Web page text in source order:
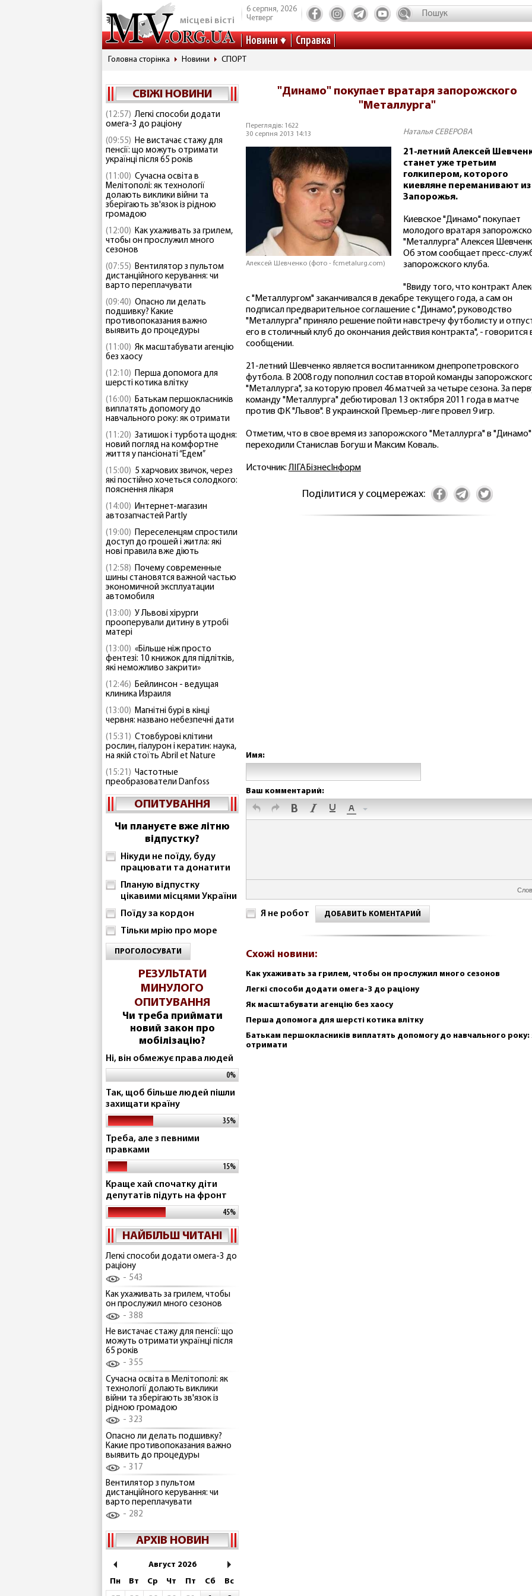
місцеві вісті
6 серпня, 2026
Четверг
Новини Справка
Головна сторінка Новини СПОРТ
СВІЖІ НОВИНИ
(12:57) Легкі способи додати
омега-3 до раціону
(09:55) Не вистачає стажу для
пенсії: що можуть отримати
українці після 65 років
(11:00) Сучасна освіта в
Мелітополі: як технології
долають виклики війни та
зберігають зв'язок із рідною
громадою
(12:00) Как ухаживать за грилем,
чтобы он прослужил много
сезонов
(07:55) Вентилятор з пультом
дистанційного керування: чи
варто переплачувати
(09:40) Опасно ли делать
подшивку? Какие
противопоказания важно
выявить до процедуры
(11:00) Як масштабувати агенцію
без хаосу
(12:10) Перша допомога для
шерсті котика влітку
(16:00) Батькам першокласників
виплатять допомогу до
навчального року: як отримати
(11:20) Затишок і турбота щодня:
новий погляд на комфортне
життя у пансіонаті “Едем”
(15:00) 5 харчових звичок, через
які постійно хочеться солодкого:
пояснення лікаря
(14:00) Интернет-магазин
автозапчастей Partly
(19:00) Переселенцям спростили
доступ до грошей і житла: які
нові правила вже діють
(12:58) Почему современные
шины становятся важной частью
экономичной эксплуатации
автомобиля
(13:00) У Львові хірурги
прооперували дитину в утробі
матері
(13:00) «Більше ніж просто
фентезі: 10 книжок для підлітків,
які неможливо закрити»
(12:46) Бейлинсон - ведущая
клиника Израиля
(13:00) Магнітні бурі в кінці
червня: названо небезпечні дати
(15:31) Стовбурові клітини
рослин, гіалурон і кератин: наука,
на якій стоїть Abril et Nature
(15:21) Частотные
преобразователи Danfoss
ОПИТУВАННЯ
Чи плануєте вже літню
відпустку?
Нікуди не поїду, буду
працювати та донатити
Планую відпустку
цікавими місцями України
Поїду за кордон
Тільки мрію про море
ПРОГОЛОСУВАТИ
РЕЗУЛЬТАТИ
МИНУЛОГО
ОПИТУВАННЯ
Чи треба приймати
новий закон про
мобілізацію?
Ні, він обмежує права людей
0%
Так, щоб більше людей пішли
захищати країну
35%
Треба, але з певними
правками
15%
Краще хай спочатку діти
депутатів підуть на фронт
45%
НАЙБІЛЬШ ЧИТАНІ
Легкі способи додати омега-3 до
раціону
543
Как ухаживать за грилем, чтобы
он прослужил много сезонов
388
Не вистачає стажу для пенсії: що
можуть отримати українці після
65 років
355
Сучасна освіта в Мелітополі: як
технології долають виклики
війни та зберігають зв'язок із
рідною громадою
323
Опасно ли делать подшивку?
Какие противопоказания важно
выявить до процедуры
317
Вентилятор з пультом
дистанційного керування: чи
варто переплачувати
282
АРХІВ НОВИН
Август 2026
Пн
Вт Ср Чт Пт Сб
Вс
"Динамо" покупает вратаря запорожского
"Металлурга"
Переглядів: 1622
30 серпня 2013 14:13
Наталья СЕВЕРОВА
Алексей Шевченко (фото - fcmetalurg.com)
21-летний Алексей
станет уже третьим
голкипером, которого
киевляне переманивают из
Запорожья.
Киевское "Динамо" покупает
молодого вратаря
"Металлурга" Алексея
Об этом сообщает пресс-
запорожского клуба.
"Ввиду того, что контракт
с "Металлургом" заканчивался в декабре текущего года, а сам он
подписал предварительное соглашение с "Динамо", руководство
"Металлурга" приняло решение пойти навстречу футболисту и
его в столичный клуб до окончания действия контракта", - говорится
сообщении.
21-летний Шевченко является воспитанником днепропетровского
футбола. В 2008 году пополнил состав второй команды
"Металлурга", за которую провел 46 матчей за четыре сезона. За
команду "Металлурга" дебютировал 13 октября 2011 года в матче
против ФК "Львов". В украинской Премьер-лиге провел 9 игр.
Отметим, что в свое время из запорожского "Металлурга" в "Динамо"
переходили Станислав Богуш и Максим Коваль.
Источник:ЛIГАБiзнесIнформ
Поділитися у соцмережах:
Имя:
Ваш комментарий:
Я не робот ДОБАВИТЬ КОМЕНТАРИЙ
Схожі новини:
Как ухаживать за грилем, чтобы он прослужил много сезонов
Легкі способи додати омега-3 до раціону
Як масштабувати агенцію без хаосу
Перша допомога для шерсті котика влітку
Батькам першокласників виплатять допомогу до навчального року:
отримати